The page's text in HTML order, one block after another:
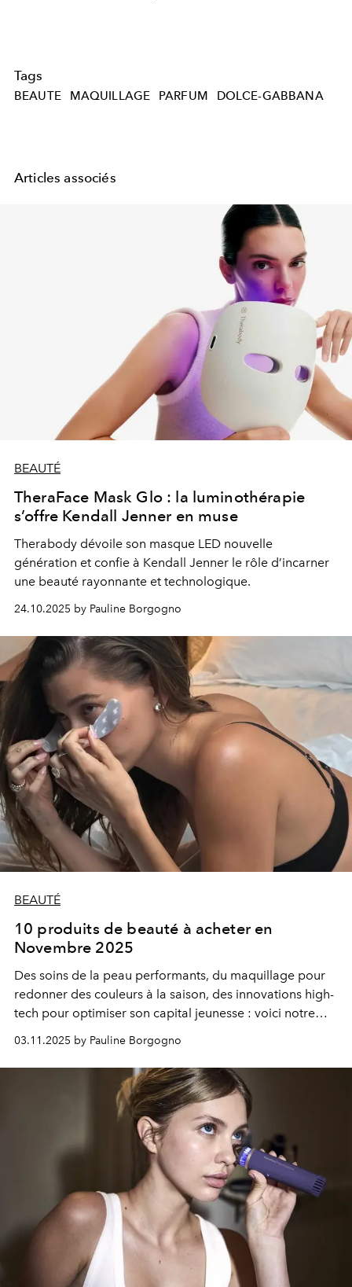
Tags
BEAUTE MAQUILLAGE PARFUM DOLCE-GABBANA
Articles associés
BEAUTÉ
TheraFace Mask Glo : la luminothérapie
s’offre Kendall Jenner en muse
Therabody dévoile son masque LED nouvelle
génération et confie à Kendall Jenner le rôle d’incarner
une beauté rayonnante et technologique.
24.10.2025 by Pauline Borgogno
BEAUTÉ
10 produits de beauté à acheter en
Novembre 2025
Des soins de la peau performants, du maquillage pour
redonner des couleurs à la saison, des innovations high-
tech pour optimiser son capital jeunesse : voici notre
sélection beauté idéale pour le mois à venir.
03.11.2025 by Pauline Borgogno